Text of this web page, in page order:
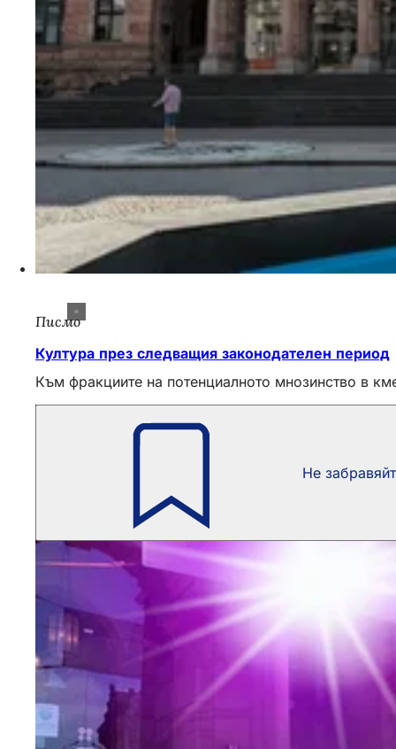
Писмо
Култура през следващия законодателен период
Към фракциите на потенциалното мнозинство в
Не